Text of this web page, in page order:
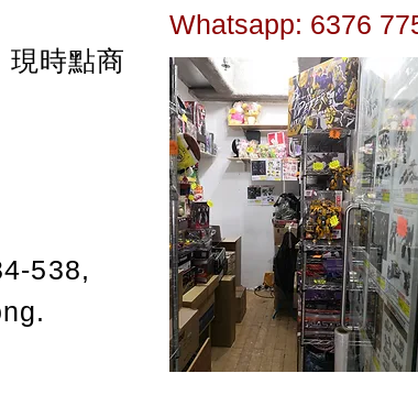
現時點商
538,
Whatsapp: 6376